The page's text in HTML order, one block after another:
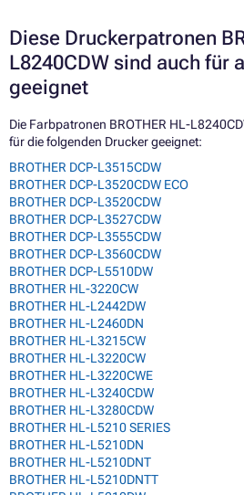
Diese Druckerpatronen
L8240CDW sind auch für
geeignet
Die Farbpatronen BROTHER HL-
für die folgenden Drucker geeignet:
BROTHER DCP-L3515CDW
BROTHER DCP-L3520CDW ECO
BROTHER DCP-L3520CDW
BROTHER DCP-L3527CDW
BROTHER DCP-L3555CDW
BROTHER DCP-L3560CDW
BROTHER DCP-L5510DW
BROTHER HL-3220CW
BROTHER HL-L2442DW
BROTHER HL-L2460DN
BROTHER HL-L3215CW
BROTHER HL-L3220CW
BROTHER HL-L3220CWE
BROTHER HL-L3240CDW
BROTHER HL-L3280CDW
BROTHER HL-L5210 SERIES
BROTHER HL-L5210DN
BROTHER HL-L5210DNT
BROTHER HL-L5210DNTT